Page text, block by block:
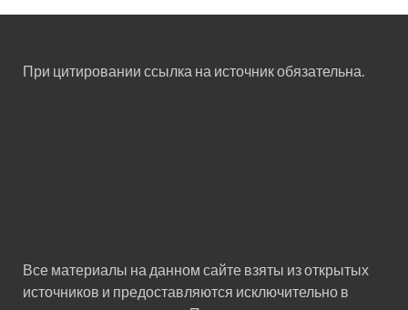
При цитировании ссылка на источник обязательна.
Все материалы на данном сайте взяты из открытых
источников и предоставляются исключительно в